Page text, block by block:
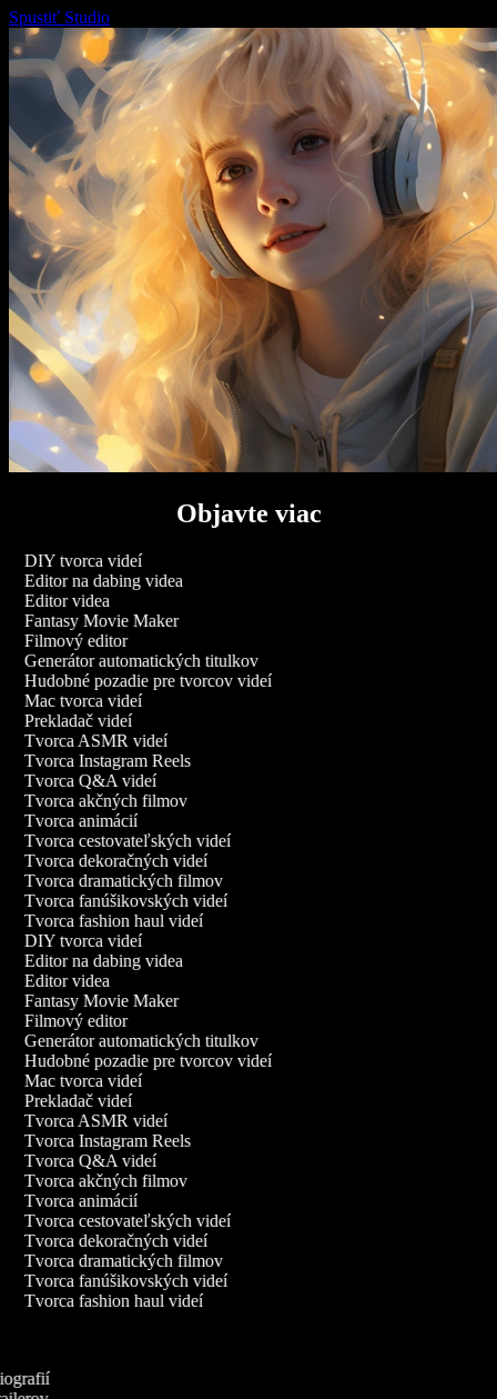
Spustiť Studio
Objavte viac
DIY tvorca videí
Editor na dabing videa
Editor videa
Fantasy Movie Maker
Filmový editor
Generátor automatických titulkov
Hudobné pozadie pre tvorcov videí
Mac tvorca videí
Prekladač videí
Tvorca ASMR videí
Tvorca Instagram Reels
Tvorca Q&A videí
Tvorca akčných filmov
Tvorca animácií
Tvorca cestovateľských videí
Tvorca dekoračných videí
Tvorca dramatických filmov
Tvorca fanúšikovských videí
Tvorca fashion haul videí
DIY tvorca videí
Editor na dabing videa
Editor videa
Fantasy Movie Maker
Filmový editor
Generátor automatických titulkov
Hudobné pozadie pre tvorcov videí
Mac tvorca videí
Prekladač videí
Tvorca ASMR videí
Tvorca Instagram Reels
Tvorca Q&A videí
Tvorca akčných filmov
Tvorca animácií
Tvorca cestovateľských videí
Tvorca dekoračných videí
Tvorca dramatických filmov
Tvorca fanúšikovských videí
Tvorca fashion haul videí